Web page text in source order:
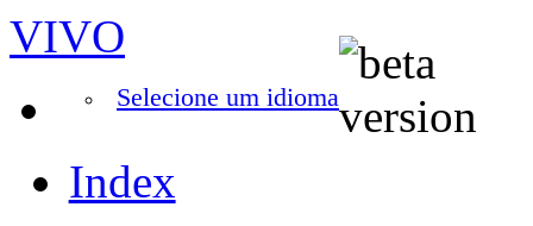
VIVO
Selecione um idioma
Index